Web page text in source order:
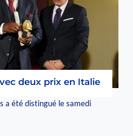
deux prix en Italie
a été distingué le samedi